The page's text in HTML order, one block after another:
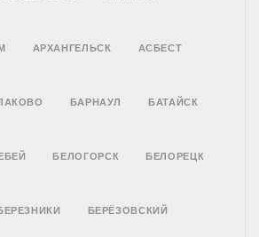
АРХАНГЕЛЬСК АСБЕСТ
БАРНАУЛ БАТАЙСК
БЕЛОГОРСК БЕЛОРЕЦК
БЕРЁЗОВСКИЙ